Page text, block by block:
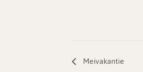
Meivakantie